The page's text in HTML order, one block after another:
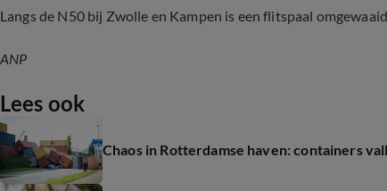
Langs de N50 bij Zwolle en Kampen is een flitspaal
ANP
Lees ook
Chaos in Rotterdamse haven: containers